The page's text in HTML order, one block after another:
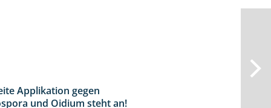
2:31
Applikation gegen
und Oidium steht an!